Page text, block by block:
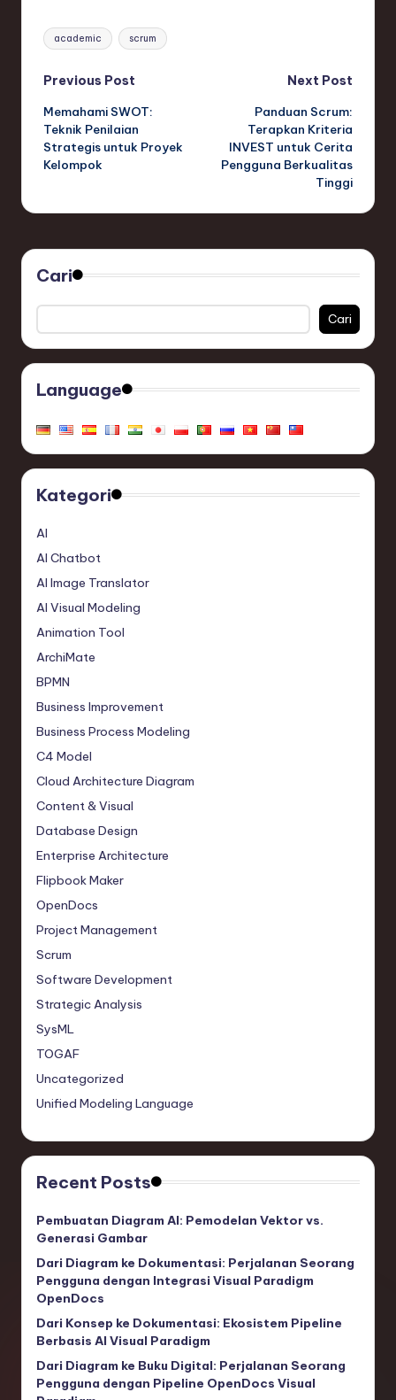
Tags:
academic scrum
Post
navigation
Previous Post
Memahami SWOT:
Teknik Penilaian
Strategis untuk Proyek
Kelompok
Next Post
Panduan Scrum:
Terapkan Kriteria
INVEST untuk Cerita
Pengguna Berkualitas
Tinggi
Cari
Cari
Language
Kategori
AI
AI Chatbot
AI Image Translator
AI Visual Modeling
Animation Tool
ArchiMate
BPMN
Business Improvement
Business Process Modeling
C4 Model
Cloud Architecture Diagram
Content & Visual
Database Design
Enterprise Architecture
Flipbook Maker
OpenDocs
Project Management
Scrum
Software Development
Strategic Analysis
SysML
TOGAF
Uncategorized
Unified Modeling Language
Recent Posts
Pembuatan Diagram AI: Pemodelan Vektor vs.
Generasi Gambar
Dari Diagram ke Dokumentasi: Perjalanan Seorang
Pengguna dengan Integrasi Visual Paradigm
OpenDocs
Dari Konsep ke Dokumentasi: Ekosistem Pipeline
Berbasis AI Visual Paradigm
Dari Diagram ke Buku Digital: Perjalanan Seorang
Pengguna dengan Pipeline OpenDocs Visual